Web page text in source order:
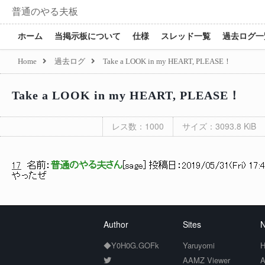
普通のやる夫板
ホーム 当掲示板について 仕様 スレッド一覧 過去ログ
Home 過去ログ Take a LOOK in my HEART, PLEASE！
Take a LOOK in my HEART, PLEASE！
レス数：1000 サイズ：3093.8 KiB
17 名前： 普通のやる夫さん sage ] 投稿日： 2019/05/31(Fri)
やったぜ
Author
◆Y0H0G.GOFk
Sites
Yaruyomi
AAMZ Viewer